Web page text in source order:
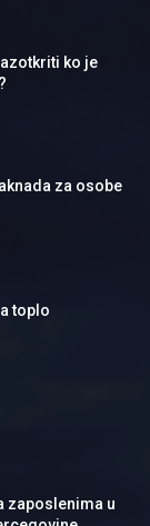
ko je
za osobe
toplo
zaposlenima u